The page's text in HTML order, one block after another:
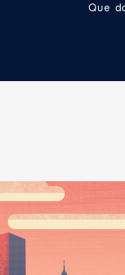
Que